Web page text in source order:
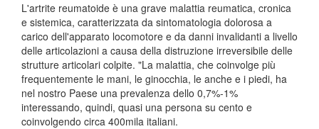
L'artrite reumatoide è una grave malattia reumatica, cronica
e sistemica, caratterizzata da sintomatologia dolorosa a
carico dell'apparato locomotore e da danni invalidanti a livello
delle articolazioni a causa della distruzione irreversibile delle
strutture articolari colpite. "La malattia, che coinvolge più
frequentemente le mani, le ginocchia, le anche e i piedi, ha
nel nostro Paese una prevalenza dello 0,7%-1%
interessando, quindi, quasi una persona su cento e
coinvolgendo circa 400mila italiani.